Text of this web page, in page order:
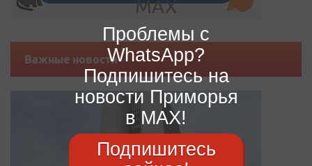
Важные новости
Проблемы с
WhatsApp?
Подпишитесь на
новости Приморья
в MAX!
Подпишитесь